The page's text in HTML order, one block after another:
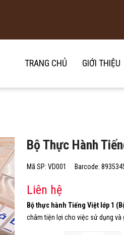
TRANG CHỦ GIỚI THIỆU
Bộ Thực Hành
Mã SP: VD001 Barcode:
Liên hệ
Bộ thực hành Tiếng Việt lớp 1
châm tiện lợi cho việc sử dụng và